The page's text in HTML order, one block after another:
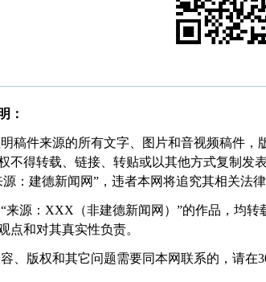
：
稿件来源的所有文字、图片和音视频稿件，
不得转载、链接、转贴或以其他方式复制发
：建德新闻网”，违者本网将追究其相关法律
源：XXX（非建德新闻网）”的作品，均
点和对其真实性负责。
、版权和其它问题需要同本网联系的，请在